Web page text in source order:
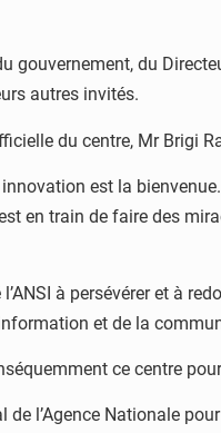
gouvernement, du
autres invités.
du centre, Mr Brigi
est la
en train de faire des
à persévérer et à
et de la
ce centre
de l’Agence Nationale